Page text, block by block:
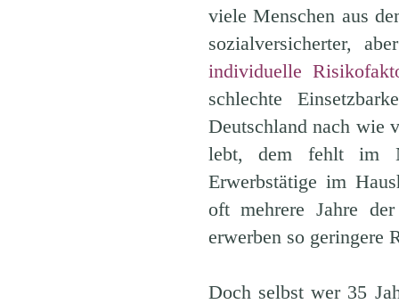
viele Menschen aus
sozialversicherter,
individuelle
schlechte
Deutschland nach wie
lebt, dem fehlt im
Erwerbstätige im
oft mehrere Jahre
erwerben so geringere
Doch selbst wer 35